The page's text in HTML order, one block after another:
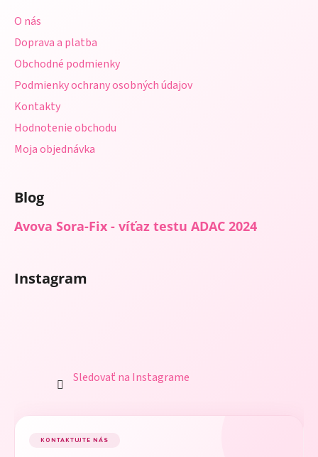
O nás
Doprava a platba
Obchodné podmienky
Podmienky ochrany osobných údajov
Kontakty
Hodnotenie obchodu
Moja objednávka
Blog
Avova Sora-Fix - víťaz testu ADAC 2024
Instagram
Sledovať na Instagrame
KONTAKTUJTE NÁS